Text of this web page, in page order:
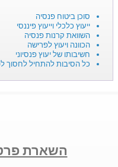
סוכן ביטוח פנסיה
ייעוץ כלכלי וייעוץ פיננסי
השוואת קרנות פנסיה
הכוונה ויעוץ לפרישה
חשיבותו של יעוץ פנסיוני
כל הסיבות להתחיל לחסוך
השארת